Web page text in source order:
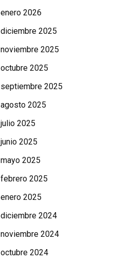
enero 2026
diciembre 2025
noviembre 2025
octubre 2025
septiembre 2025
agosto 2025
julio 2025
junio 2025
mayo 2025
febrero 2025
enero 2025
diciembre 2024
noviembre 2024
octubre 2024